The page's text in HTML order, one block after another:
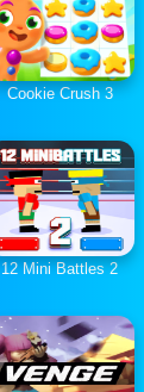
Cookie Crush 3
12 Mini Battles 2